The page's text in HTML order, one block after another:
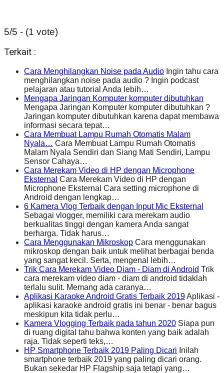
5/5 - (1 vote)
Terkait :
Cara Menghilangkan Noise pada Audio Ingin tahu cara
menghilangkan noise pada audio ? Ingin podcast
pelajaran atau tutorial Anda lebih…
Mengapa Jaringan Komputer komputer dibutuhkan
Mengapa Jaringan Komputer komputer dibutuhkan ?
Jaringan komputer dibutuhkan karena dapat membawa
informasi secara tepat…
Cara Membuat Lampu Rumah Otomatis Malam
Nyala… Cara Membuat Lampu Rumah Otomatis
Malam Nyala Sendiri dan Siang Mati Sendiri, Lampu
Sensor Cahaya…
Cara Merekam Video di HP dengan Microphone
Eksternal Cara Merekam Video di HP dengan
Microphone Eksternal Cara setting microphone di
Android dengan lengkap…
6 Kamera Vlog Terbaik dengan Input Mic Eksternal
Sebagai vlogger, memiliki cara merekam audio
berkualitas tinggi dengan kamera Anda sangat
berharga. Tidak harus…
Cara Menggunakan Mikroskop Cara menggunakan
mikroskop dengan baik untuk melihat berbagai benda
yang sangat kecil. Serta, mengenal lebih…
Trik Cara Merekam Video Diam - Diam di Android Trik
cara merekam video diam - diam di android tidaklah
terlalu sulit. Memang ada caranya…
Aplikasi Karaoke Android Gratis Terbaik 2019Aplikasi -
aplikasi karaoke android gratis ini benar - benar bagus
meskipun kita tidak perlu…
Kamera Vlogging Terbaik pada tahun 2020 Siapa pun
di ruang digital tahu bahwa konten yang baik adalah
raja. Tidak seperti teks,…
HP Smartphone Terbaik 2019 Paling Dicari Inilah
smartphone terbaik 2019 yang paling dicari orang.
Bukan sekedar HP Flagship saja tetapi yang…